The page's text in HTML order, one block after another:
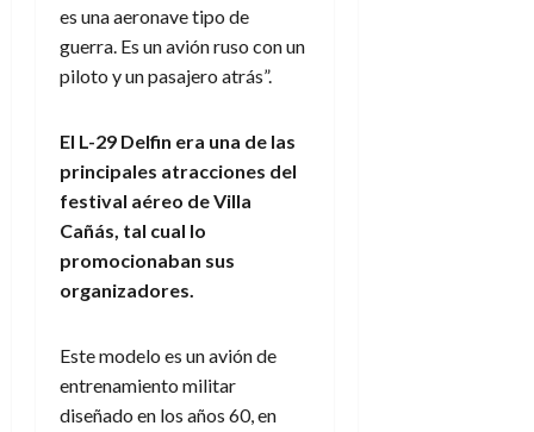
es una aeronave tipo de
guerra. Es un avión ruso con un
piloto y un pasajero atrás”.
El L-29 Delfin era una de las
principales atracciones del
festival aéreo de Villa
Cañás, tal cual lo
promocionaban sus
organizadores.
Este modelo es un avión de
entrenamiento militar
diseñado en los años 60, en